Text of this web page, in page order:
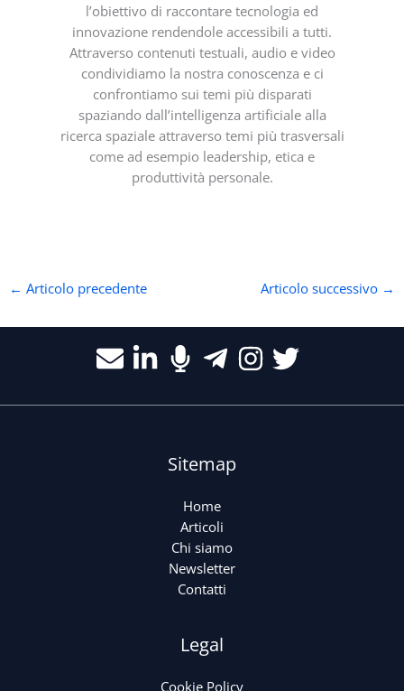
l’obiettivo di raccontare tecnologia ed
innovazione rendendole accessibili a tutti.
Attraverso contenuti testuali, audio e video
condividiamo la nostra conoscenza e ci
confrontiamo sui temi più disparati
spaziando dall’intelligenza artificiale alla
ricerca spaziale attraverso temi più trasversali
come ad esempio leadership, etica e
produttività personale.
← Articolo precedente Articolo successivo →
Sitemap
Home
Articoli
Chi siamo
Newsletter
Contatti
Legal
Cookie Policy